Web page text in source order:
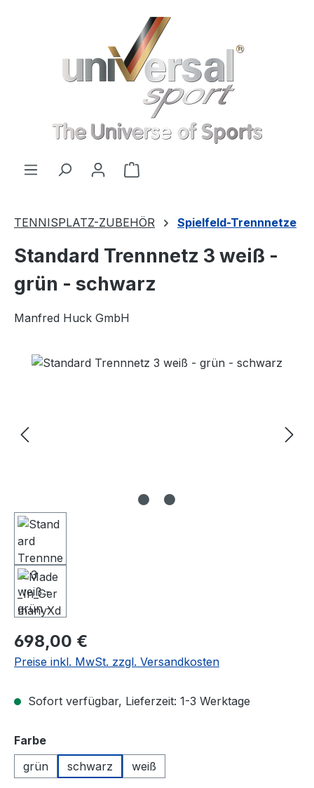
Warenkorb enthält 0
TENNISPLATZ-ZUBEHÖR Spielfeld-Trennnetze
Standard Trennnetz 3 weiß -
grün - schwarz
Manfred Huck GmbH
Bildergalerie überspringen
Regulärer Preis:
698,00 €
Preise inkl. MwSt. zzgl. Versandkosten
Sofort verfügbar, Lieferzeit: 1-3 Werktage
Farbeauswählen
grün
schwarz weiß